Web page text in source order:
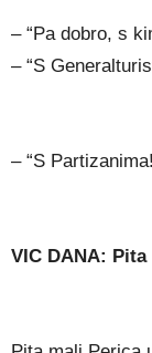
– “Pa dobro, s
– “S
– “S
VIC DANA: